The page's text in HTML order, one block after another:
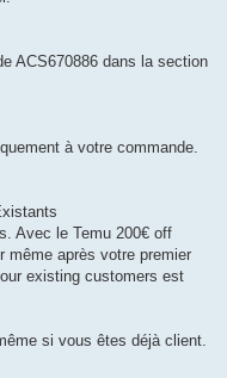
ACS670886 dans la section
à votre commande.
Avec le Temu 200€ off
même après votre premier
existing customers est
si vous êtes déjà client.